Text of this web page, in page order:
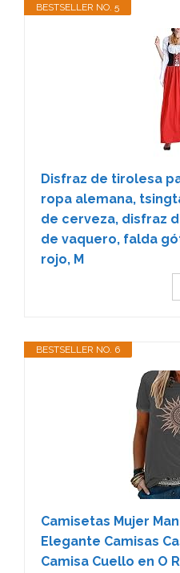
BESTSELLER NO. 5
Disfraz de tirolesa
ropa alemana,
de cerveza, disfraz
de vaquero, falda
rojo, M
BESTSELLER NO. 6
Camisetas Mujer
Elegante Camisas
Camisa Cuello en O